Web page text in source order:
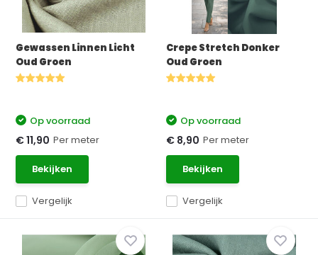
Gewassen Linnen Licht
Oud Groen
Vergelijk
Op voorraad
€ 11,90 Per meter
Bekijken
Crepe Stretch Donker
Oud Groen
Vergelijk
Op voorraad
€ 8,90 Per meter
Bekijken